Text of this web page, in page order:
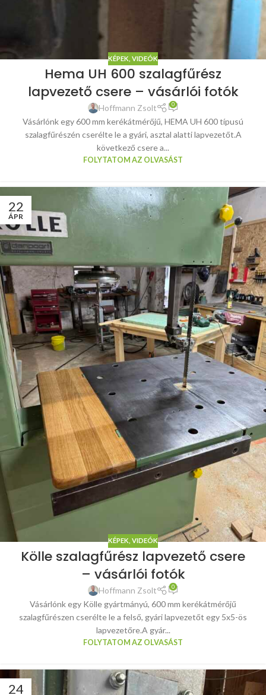
KÉPEK, VIDEÓK
Hema UH 600 szalagfűrész
lapvezető csere – vásárlói fotók
Hoffmann Zsolt 0
Vásárlónk egy 600 mm kerékátmérőjű, HEMA UH 600 típusú
szalagfűrészén cserélte le a gyári, asztal alatti lapvezetőt.A
következő csere a...
FOLYTATOM AZ OLVASÁST
22
ÁPR
KÉPEK, VIDEÓK
Kölle szalagfűrész lapvezető csere
– vásárlói fotók
Hoffmann Zsolt 0
Vásárlónk egy Kölle gyártmányú, 600 mm kerékátmérőjű
szalagfűrészen cserélte le a felső, gyári lapvezetőt egy 5x5-ös
lapvezetőre.A gyár...
FOLYTATOM AZ OLVASÁST
24